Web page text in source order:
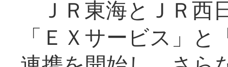
ＪＲ東海とＪＲ西
「ＥＸサービス」